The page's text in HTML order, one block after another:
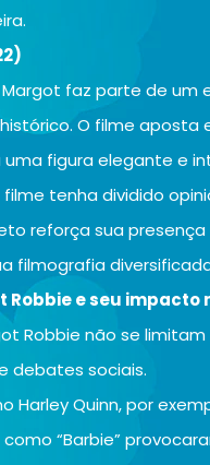
Margot faz parte de
O filme aposta
figura elegante e
filme tenha dividido
reforça sua
filmografia
Robbie e seu
Robbie não se
debates sociais.
Harley Quinn, por
“Barbie”